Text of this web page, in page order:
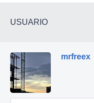
USUARIO
mrfreex